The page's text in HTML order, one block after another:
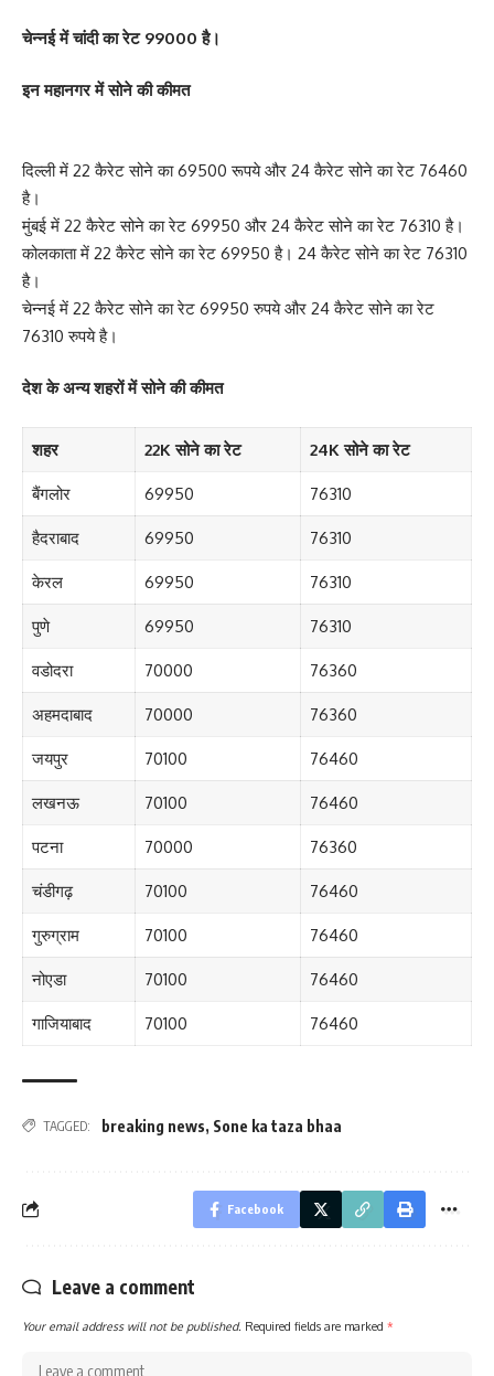
चेन्नई में चांदी का रेट 99000 है।
इन महानगर में सोने की कीमत
दिल्ली में 22 कैरेट सोने का 69500 रूपये और 24 कैरेट सोने का रेट 76460
है।
मुंबई में 22 कैरेट सोने का रेट 69950 और 24 कैरेट सोने का रेट 76310 है।
कोलकाता में 22 कैरेट सोने का रेट 69950 है। 24 कैरेट सोने का रेट 76310
है।
चेन्नई में 22 कैरेट सोने का रेट 69950 रुपये और 24 कैरेट सोने का रेट
76310 रुपये है।
देश के अन्य शहरों में सोने की कीमत
शहर 22K सोने का रेट 24K सोने का रेट
बैंगलोर 69950 76310
हैदराबाद 69950 76310
केरल 69950 76310
पुणे 69950 76310
वडोदरा 70000 76360
अहमदाबाद 70000 76360
जयपुर 70100 76460
लखनऊ 70100 76460
पटना 70000 76360
चंडीगढ़ 70100 76460
गुरुग्राम 70100 76460
नोएडा 70100 76460
गाजियाबाद 70100 76460
TAGGED: breaking news, Sone ka taza bhaa
Facebook
Leave a comment
Your email address will not be published. Required fields are marked *